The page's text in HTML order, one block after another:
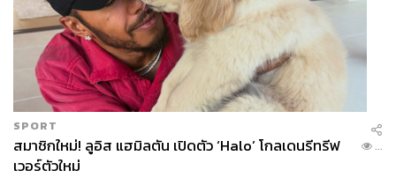
262
SPORT
สมาชิกใหม่! ลูอิส แฮมิลตัน เปิดตัว ‘Halo’ โกลเดนรีทรีฟ
เวอร์ตัวใหม่
...